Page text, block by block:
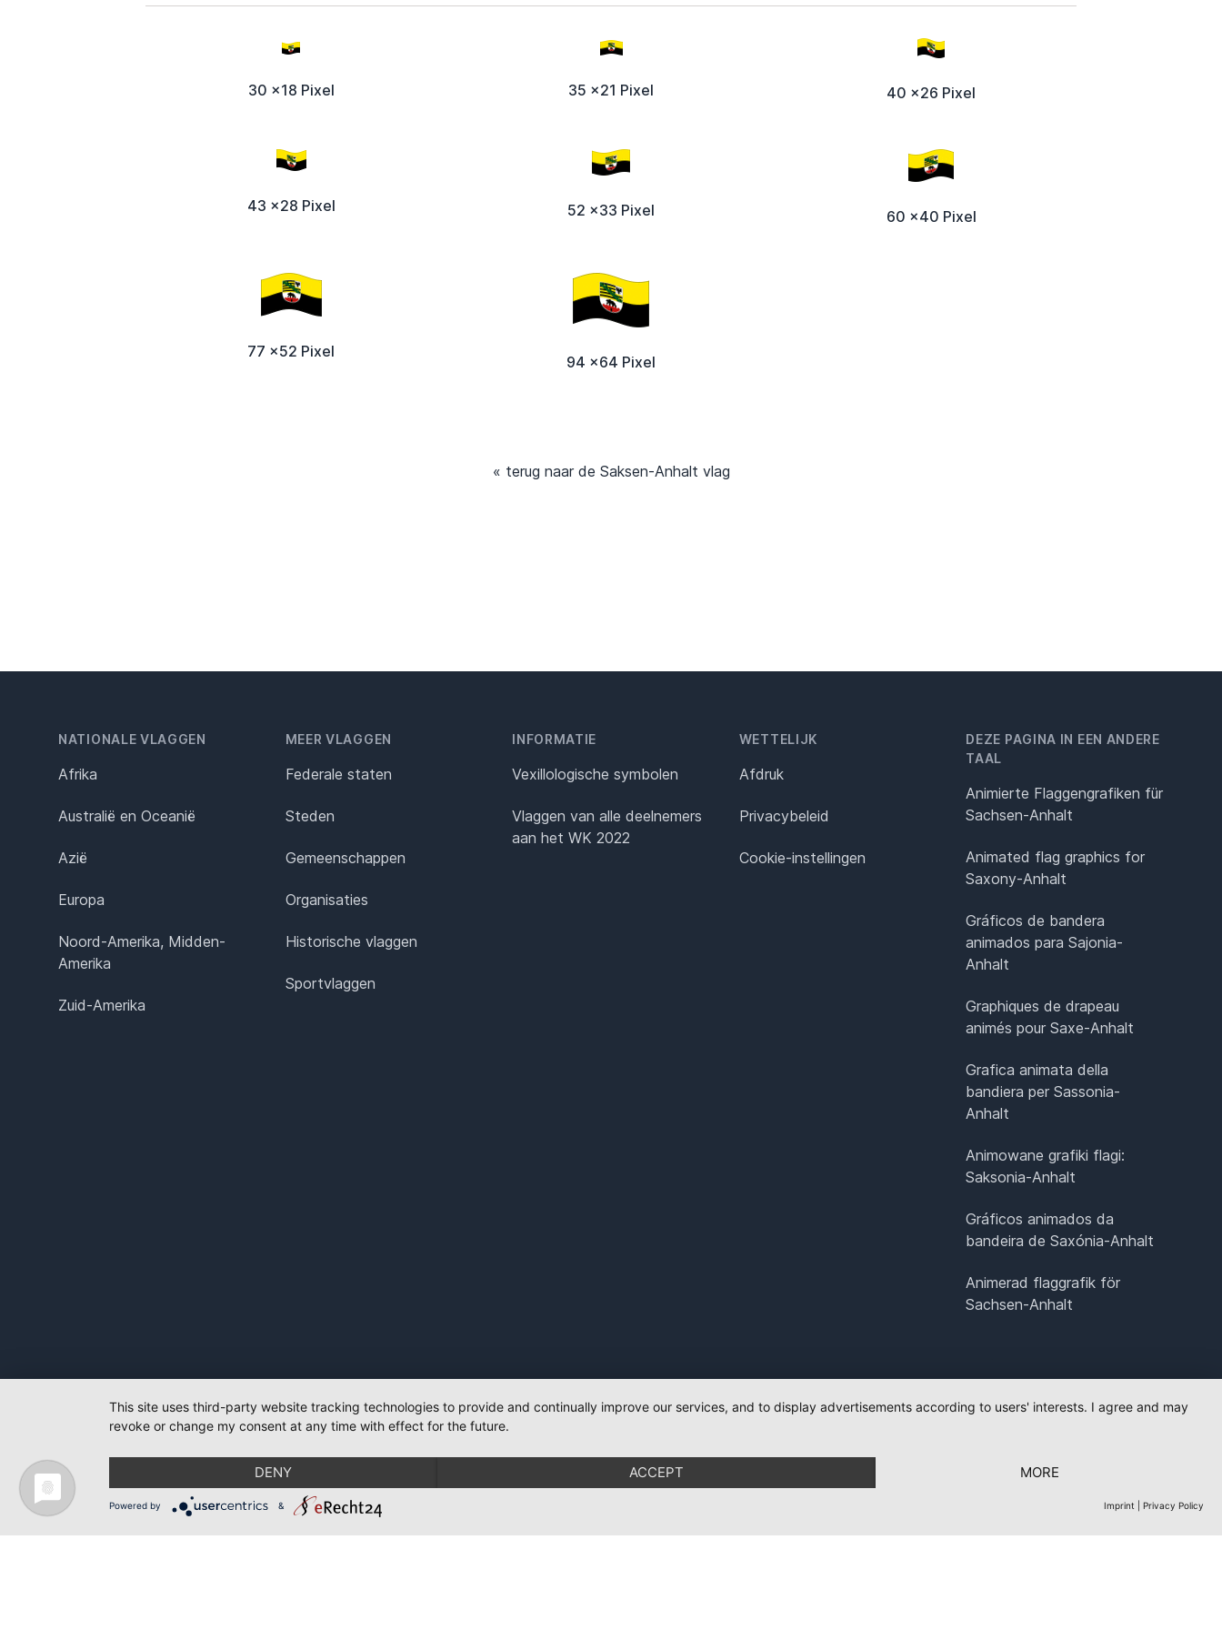
30 x18 Pixel 35 x21 Pixel 40 x26 Pixel
43 x28 Pixel 52 x33 Pixel 60 x40 Pixel
77 x52 Pixel
94 x64 Pixel
« terug naar de Saksen-Anhalt vlag
NATIONALE VLAGGEN
Afrika
Australië en Oceanië
Azië
Europa
Noord-Amerika, Midden-
Amerika
Zuid-Amerika
MEER VLAGGEN
Federale staten
Steden
Gemeenschappen
Organisaties
Historische vlaggen
Sportvlaggen
INFORMATIE
Vexillologische symbolen
Vlaggen van alle deelnemers
aan het WK 2022
WETTELIJK
Afdruk
Privacybeleid
Cookie-instellingen
DEZE PAGINA IN EEN ANDERE
TAAL
Animierte Flaggengrafiken für
Sachsen-Anhalt
Animated flag graphics for
Saxony-Anhalt
Gráficos de bandera
animados para Sajonia-
Anhalt
Graphiques de drapeau
animés pour Saxe-Anhalt
Grafica animata della
bandiera per Sassonia-
Anhalt
Animowane grafiki flagi:
Saksonia-Anhalt
Gráficos animados da
bandeira de Saxónia-Anhalt
Animerad flaggrafik för
Sachsen-Anhalt
This site uses third-party website tracking technologies to provide and continually improve our services, and to display advertisements according to users' interests. I agree and may
revoke or change my consent at any time with effect for the future.
DENY ACCEPT MORE
Powered by & Imprint Privacy Policy